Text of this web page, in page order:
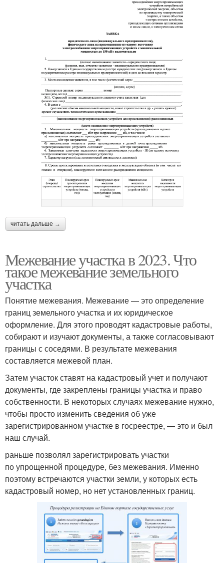
читать дальше →
Межевание участка в 2023. Что
такое межевание земельного
участка
Понятие межевания. Межевание — это определение
границ земельного участка и их юридическое
оформление. Для этого проводят кадастровые работы,
собирают и изучают документы, а также согласовывают
границы с соседями. В результате межевания
составляется межевой план.
Затем участок ставят на кадастровый учет и получают
документы, где закреплены границы участка и право
собственности. В некоторых случаях межевание нужно,
чтобы просто изменить сведения об уже
зарегистрированном участке в госреестре, — это и был
наш случай.
раньше позволял зарегистрировать участки
по упрощенной процедуре, без межевания. Именно
поэтому встречаются участки земли, у которых есть
кадастровый номер, но нет установленных границ.